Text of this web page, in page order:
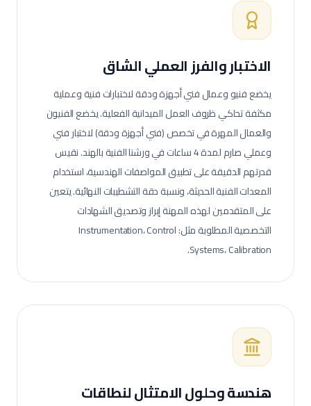
الاختبار والفرز العملي الشاق
يخضع فنيو وعمالفني أجهزة ودقةلاختبارات فنية وعملية
مكثفة تحاكي ظروف العمل الميدانية الفعلية.يخضع الفنيون
والعمال المهرة في تخصص (فني أجهزة ودقة) لاختبار فني
وعملي صارم لمدة 4 ساعات في ورشنا الفنية بالهند. نقيس
قدرتهم الدقيقة على تطبيق المواصفات الهندسية، استخدام
المعدات الفنية الحديثة، ونسبة دقة التشطيبات النهائية.يتعين
على المتقدمين لهذه المهنة إبراز وتصديق الشهادات
التخصصية المطلوبة مثل: Instrumentation، Control
Systems، Calibration.
هندسة وحلول الامتثال لنطاقات